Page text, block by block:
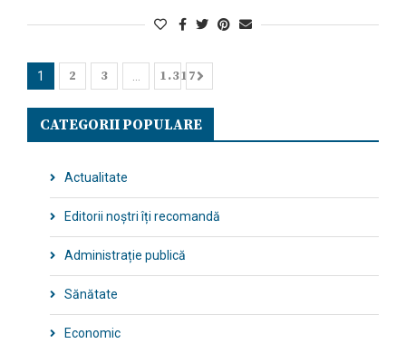
1 2 3 1.317
CATEGORII POPULARE
Actualitate
Editorii noștri îți recomandă
Administrație publică
Sănătate
Economic